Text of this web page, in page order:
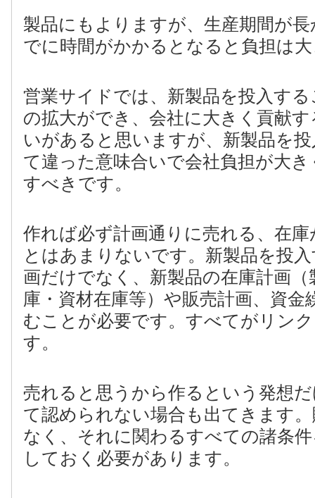
製品にもよりますが、生産期間が
でに時間がかかるとなると負担は
営業サイドでは、新製品を投入す
の拡大ができ、会社に大きく貢献
いがあると思いますが、新製品を
て違った意味合いで会社負担が大
すべきです。
作れば必ず計画通りに売れる、在
とはあまりないです。新製品を投
画だけでなく、新製品の在庫計画（
庫・資材在庫等）や販売計画、資金
むことが必要です。すべてがリン
す。
売れると思うから作るという発想
て認められない場合も出てきます
なく、それに関わるすべての諸条
しておく必要があります。